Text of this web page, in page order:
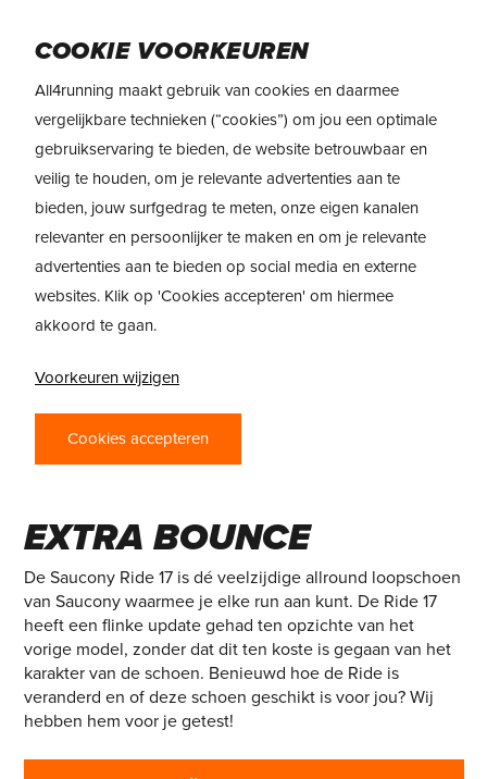
main
content
SAUCONY RIDE 17,
EXTRA BOUNCE
De Saucony Ride 17 is dé veelzijdige allround loopschoen
van Saucony waarmee je elke run aan kunt. De Ride 17
heeft een flinke update gehad ten opzichte van het
vorige model, zonder dat dit ten koste is gegaan van het
karakter van de schoen. Benieuwd hoe de Ride is
veranderd en of deze schoen geschikt is voor jou? Wij
hebben hem voor je getest!
COOKIE VOORKEUREN
All4running maakt gebruik van cookies en daarmee
vergelijkbare technieken (“cookies”) om jou een optimale
gebruikservaring te bieden, de website betrouwbaar en
veilig te houden, om je relevante advertenties aan te
bieden, jouw surfgedrag te meten, onze eigen kanalen
relevanter en persoonlijker te maken en om je relevante
advertenties aan te bieden op social media en externe
websites. Klik op 'Cookies accepteren' om hiermee
akkoord te gaan.
Voorkeuren wijzigen
Cookies accepteren